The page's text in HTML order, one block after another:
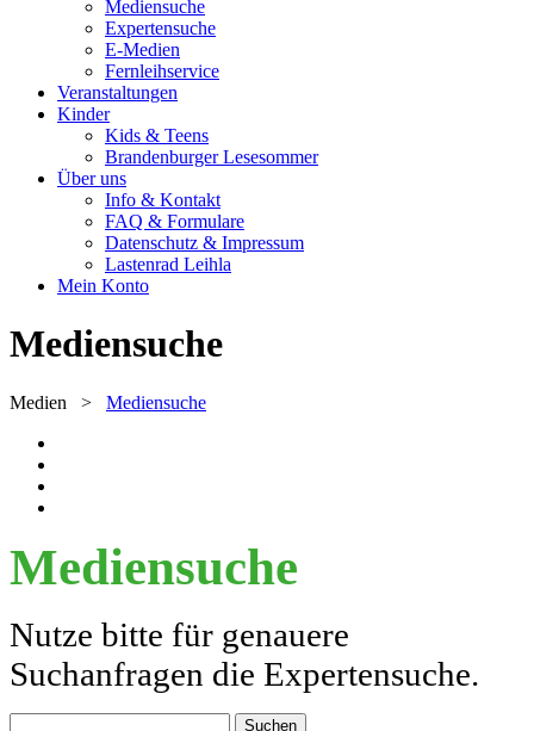
Mediensuche
Expertensuche
E-Medien
Fernleihservice
Veranstaltungen
Kinder
Kids & Teens
Brandenburger Lesesommer
Über uns
Info & Kontakt
FAQ & Formulare
Datenschutz & Impressum
Lastenrad Leihla
Mein Konto
Mediensuche
Medien > Mediensuche
Mediensuche
Nutze bitte für genauere
Suchanfragen die Expertensuche.